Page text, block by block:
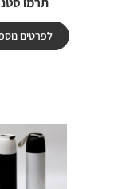
לפרטים